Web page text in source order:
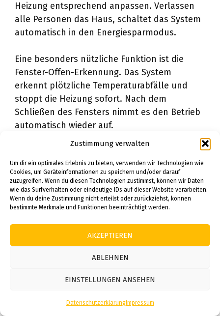
Zustimmung verwalten
Um dir ein optimales Erlebnis zu bieten, verwenden wir Technologien wie
Cookies, um Geräteinformationen zu speichern und/oder darauf
zuzugreifen. Wenn du diesen Technologien zustimmst, können wir Daten
wie das Surfverhalten oder eindeutige IDs auf dieser Website verarbeiten.
Wenn du deine Zustimmung nicht erteilst oder zurückziehst, können
bestimmte Merkmale und Funktionen beeinträchtigt werden.
AKZEPTIEREN
ABLEHNEN
EINSTELLUNGEN ANSEHEN
DatenschutzerklärungImpressum
Heizung entsprechend anpassen. Verlassen
alle Personen das Haus, schaltet das System
automatisch in den Energiesparmodus.
Eine besonders nützliche Funktion ist die
Fenster-Offen-Erkennung. Das System
erkennt plötzliche Temperaturabfälle und
stoppt die Heizung sofort. Nach dem
Schließen des Fensters nimmt es den Betrieb
automatisch wieder auf.
wann und wo Energie verbraucht wurde. Das
System berechnet, wie lange die Aufheizzeit
für jeden Raum benötigt wird. Diese
Informationen nutzt es, um die Heizung
Energieverbrauch zu vermeiden.
Netatmo Smartes
bietet eine attraktive Alternative für